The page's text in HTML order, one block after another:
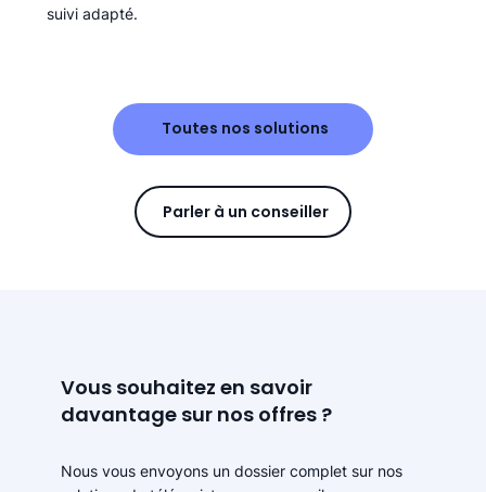
suivi adapté.
Toutes nos solutions
Parler à un conseiller
Vous souhaitez en savoir
davantage sur nos offres ?
Nous vous envoyons un dossier complet sur nos